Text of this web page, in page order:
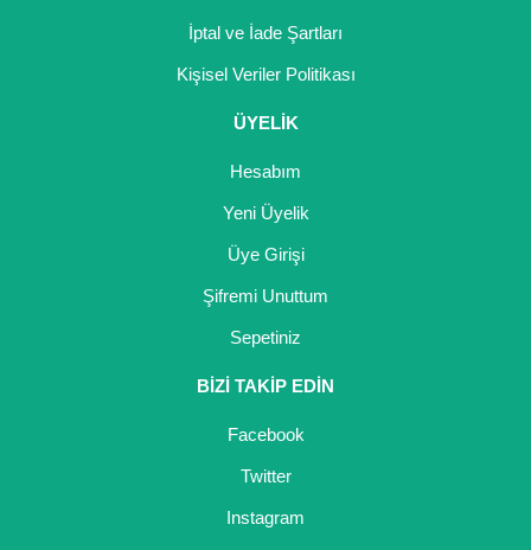
İptal ve İade Şartları
Kişisel Veriler Politikası
ÜYELİK
Hesabım
Yeni Üyelik
Üye Girişi
Şifremi Unuttum
Sepetiniz
BİZİ TAKİP EDİN
Facebook
Twitter
Instagram